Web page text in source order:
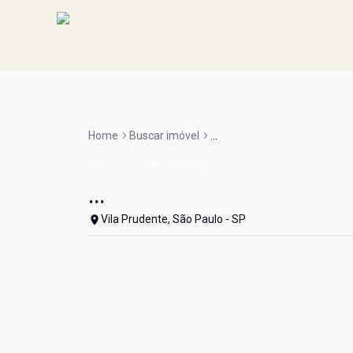
Home Buscar imóvel ...
...
Vila Prudente, São Paulo - SP